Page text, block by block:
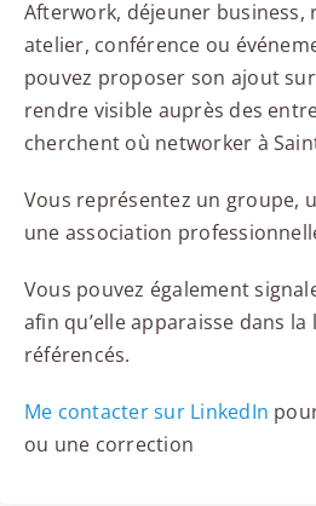
Afterwork, déjeuner business,
atelier, conférence ou
pouvez proposer son ajout
rendre visible auprès des
cherchent où networker à
Vous représentez un groupe,
une association
Vous pouvez également
afin qu’elle apparaisse dans
référencés.
Me contacter sur LinkedIn
ou une correction